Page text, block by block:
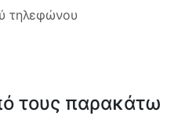
τηλεφώνου
τους παρακάτω